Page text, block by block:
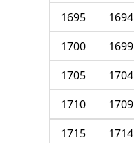
1694
1695
1699
1700
1704
1705
1709
1710
1714
1715